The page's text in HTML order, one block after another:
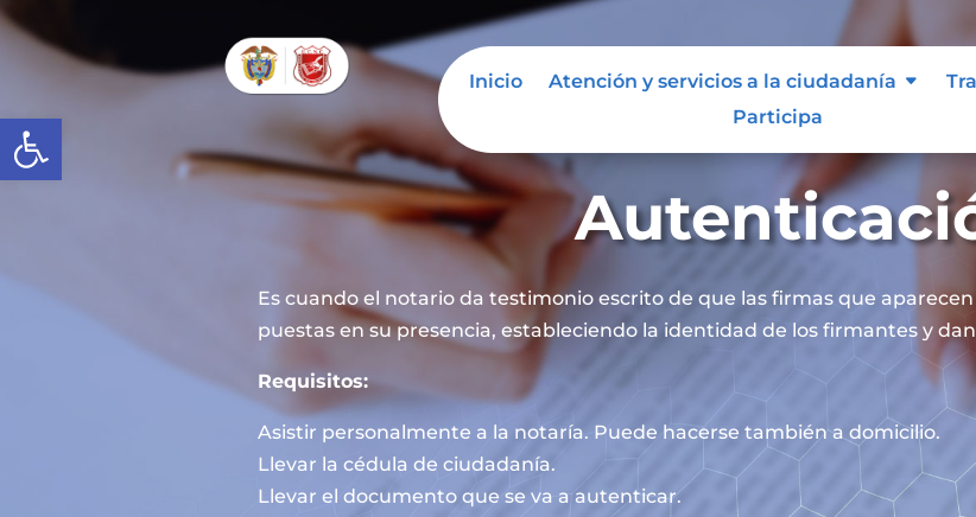
Abrir barra de herramientas
Inicio Atención y servicios a la ciudadanía
Participa
Es cuando el notario da testimonio escrito de que las firmas que
puestas en su presencia, estableciendo la identidad de los firmantes y
Requisitos:
Asistir personalmente a la notaría. Puede hacerse también a domicilio.
Llevar la cédula de ciudadanía.
Llevar el documento que se va a autenticar.